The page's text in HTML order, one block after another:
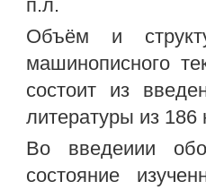
п.л.
Объём и
машинописного
состоит из
литературы из
Во введеиии
состояние